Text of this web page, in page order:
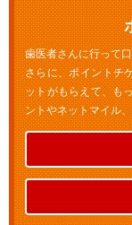
歯医者さんに行って
さらに、ポイントチ
ットがもらえて、も
ントやネットマイル